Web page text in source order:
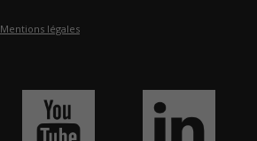
Mentions légales